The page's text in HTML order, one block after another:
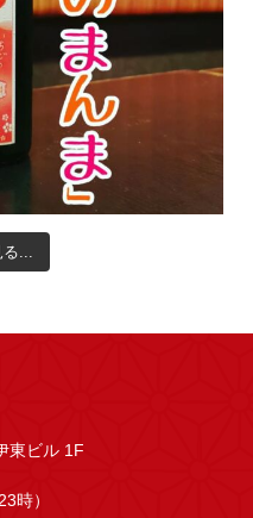
る...
東ビル 1F
時）